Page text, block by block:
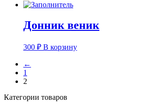
Донник веник
300 ₽ В корзину
←
1
2
Категории товаров